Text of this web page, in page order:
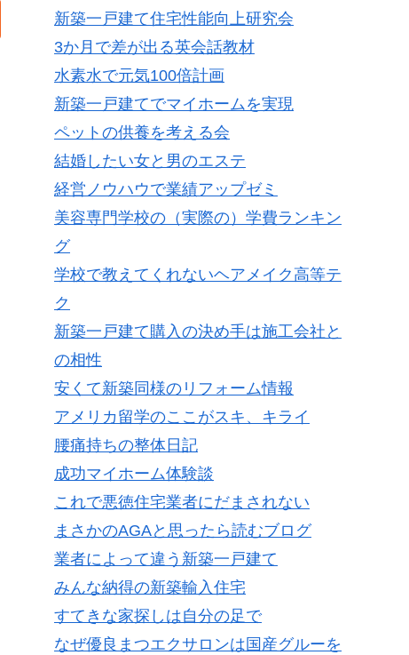
新築一戸建て住宅性能向上研究会
3か月で差が出る英会話教材
水素水で元気100倍計画
新築一戸建てでマイホームを実現
ペットの供養を考える会
結婚したい女と男のエステ
経営ノウハウで業績アップゼミ
美容専門学校の（実際の）学費ランキン
グ
学校で教えてくれないヘアメイク高等テ
ク
新築一戸建て購入の決め手は施工会社と
の相性
安くて新築同様のリフォーム情報
アメリカ留学のここがスキ、キライ
腰痛持ちの整体日記
成功マイホーム体験談
これで悪徳住宅業者にだまされない
まさかのAGAと思ったら読むブログ
業者によって違う新築一戸建て
みんな納得の新築輸入住宅
すてきな家探しは自分の足で
なぜ優良まつエクサロンは国産グルーを